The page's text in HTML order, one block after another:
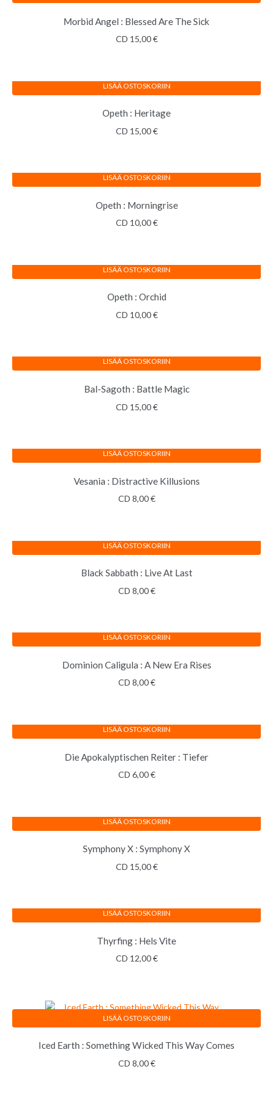
Morbid Angel : Blessed Are The Sick
CD 15,00€
Opeth : Heritage
CD 15,00€
LISÄÄ OSTOSKORIIN
Opeth : Morningrise
CD 10,00€
LISÄÄ OSTOSKORIIN
Opeth : Orchid
CD 10,00€
LISÄÄ OSTOSKORIIN
Bal-Sagoth : Battle Magic
CD 15,00€
LISÄÄ OSTOSKORIIN
Vesania : Distractive Killusions
CD 8,00€
LISÄÄ OSTOSKORIIN
Black Sabbath : Live At Last
CD 8,00€
LISÄÄ OSTOSKORIIN
Dominion Caligula : A New Era Rises
CD 8,00€
LISÄÄ OSTOSKORIIN
Die Apokalyptischen Reiter : Tiefer
CD 6,00€
LISÄÄ OSTOSKORIIN
Symphony X : Symphony X
CD 15,00€
LISÄÄ OSTOSKORIIN
Thyrfing : Hels Vite
CD 12,00€
LISÄÄ OSTOSKORIIN
Iced Earth : Something Wicked This Way Comes
CD 8,00€
LISÄÄ OSTOSKORIIN